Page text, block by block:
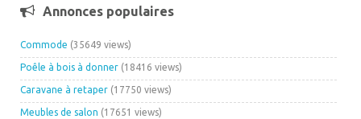
Annonces populaires
Commode (35649 views)
Poêle à bois à donner (18416 views)
Caravane à retaper (17750 views)
Meubles de salon (17651 views)